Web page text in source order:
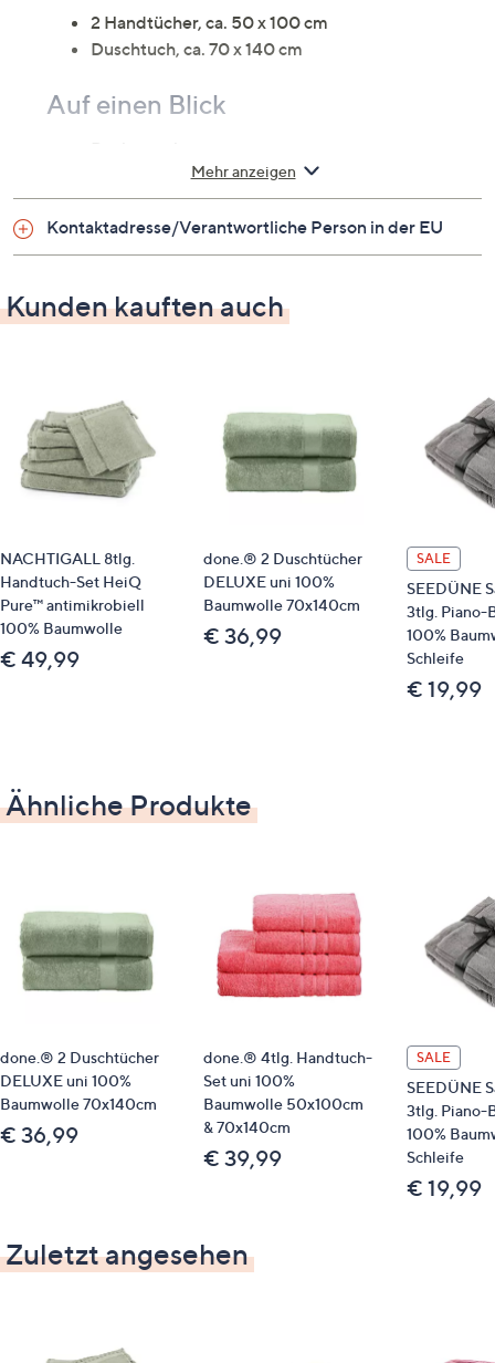
2 Handtücher, ca. 50 x 100 cm
Duschtuch, ca. 70 x 140 cm
Auf einen Blick
Gewicht
Material
Pflege
Maschinenwäsche
Identifikationsnummer
Bitte beachten
Dieser Artikel ist nicht an einen Paketshop oder
STANDARD 100 by OEKO-TEX®
Mehr anzeigen
Kontaktadresse/Verantwortliche Person in der EU
Kunden kauften auch
NACHTIGALL 8tlg.
Handtuch-Set HeiQ
Pure™ antimikrobiell
100% Baumwolle
€ 49,99
done.® 2 Duschtücher
DELUXE uni 100%
Baumwolle 70x140cm
€ 36,99
SALE
SEEDÜNE
3tlg. Piano-
100%
Schleife
€ 19,99
Ähnliche Produkte
done.® 2 Duschtücher
DELUXE uni 100%
Baumwolle 70x140cm
€ 36,99
done.® 4tlg. Handtuch-
Set uni 100%
Baumwolle 50x100cm
& 70x140cm
€ 39,99
SALE
SEEDÜNE
3tlg. Piano-
100%
Schleife
€ 19,99
Zuletzt angesehen